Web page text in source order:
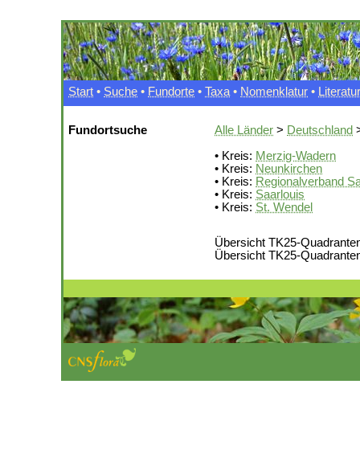
Start • Suche • Fundorte • Taxa • Nomenklatur • Literatur
Fundortsuche Alle Länder > Deutschland
• Kreis: Merzig-Wadern
• Kreis: Neunkirchen
• Kreis: Regionalverband
• Kreis: Saarlouis
• Kreis: St. Wendel
Übersicht TK25-
Übersicht TK25-